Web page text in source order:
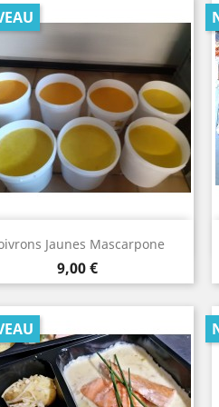
Jaunes Mascarpone
Prix
9,00 €
Aperçu rapide